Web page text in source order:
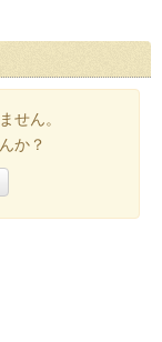
せん。
か？